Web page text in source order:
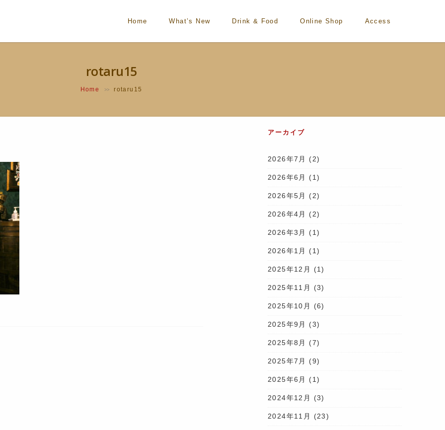
Home What’s New Drink & Food Online Shop Access
rotaru15
Home >> rotaru15
アーカイブ
2026年7月 (2)
2026年6月 (1)
2026年5月 (2)
2026年4月 (2)
2026年3月 (1)
2026年1月 (1)
2025年12月 (1)
2025年11月 (3)
2025年10月 (6)
2025年9月 (3)
2025年8月 (7)
2025年7月 (9)
2025年6月 (1)
2024年12月 (3)
2024年11月 (23)